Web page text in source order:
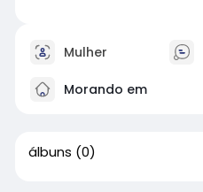
Mulher
Morando em
álbuns (0)